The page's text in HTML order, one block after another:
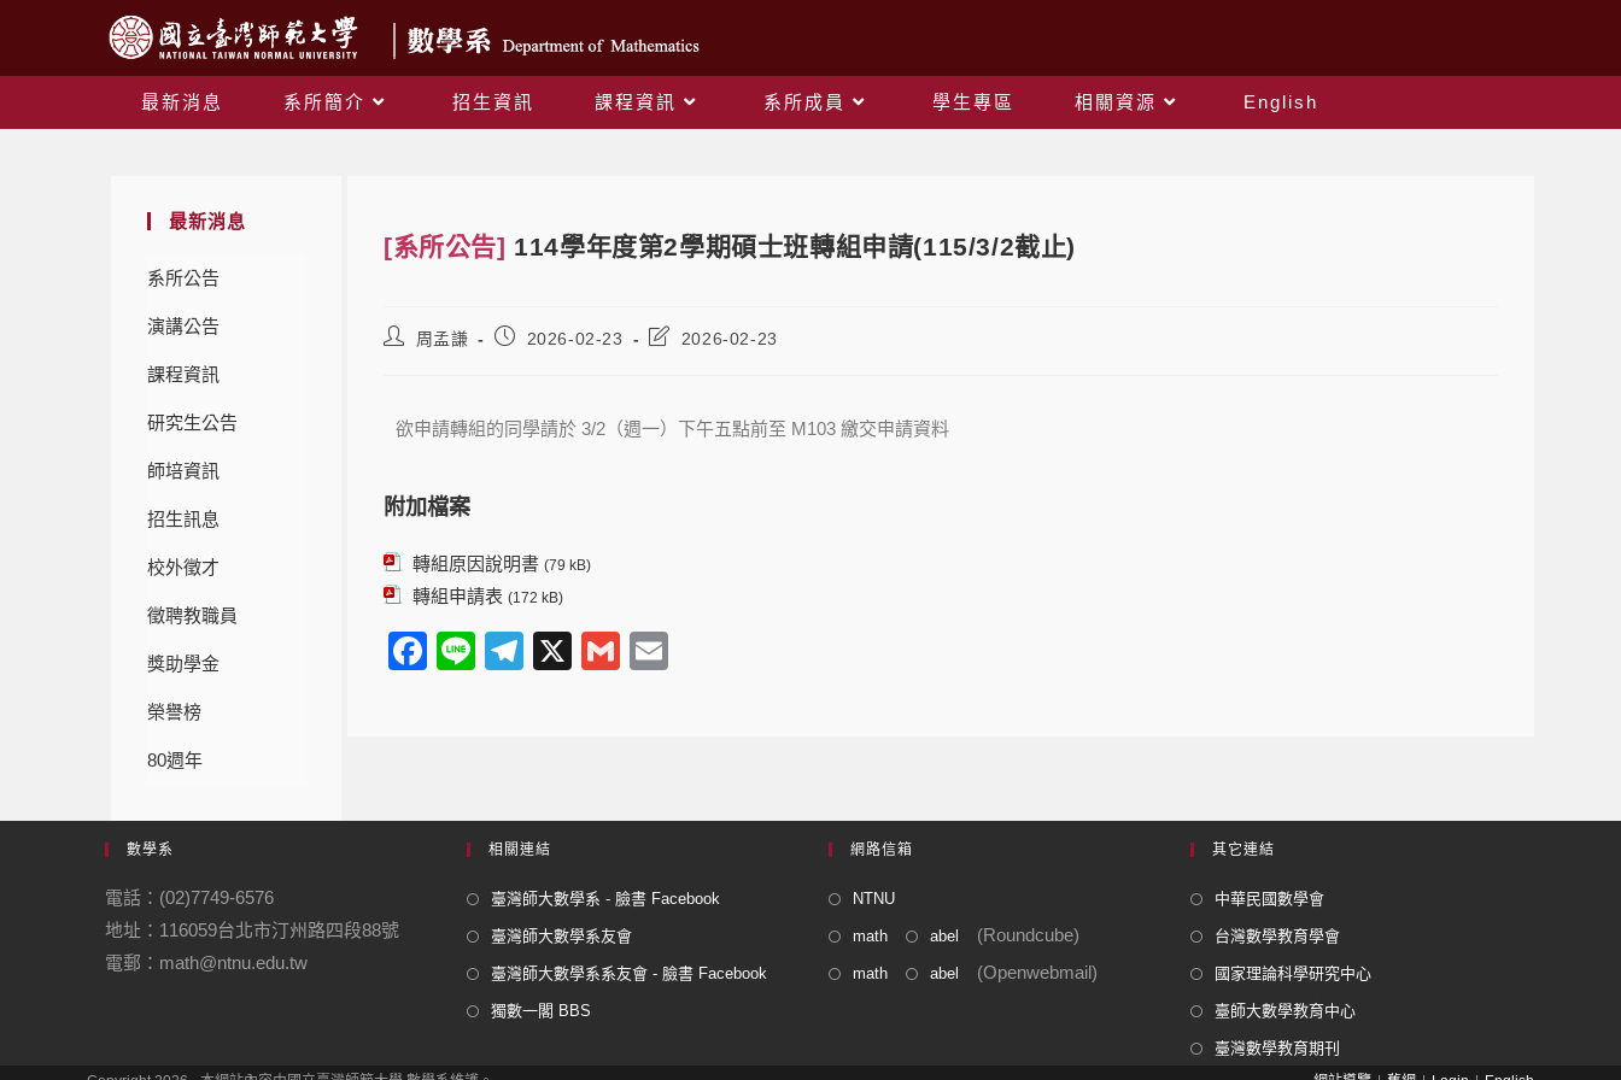
最新消息 系所簡介 招生資訊 課程資訊 系所成員 學生專區 相關資源
English
最新消息
系所公告
演講公告
課程資訊
研究生公告
師培資訊
招生訊息
校外徵才
徵聘教職員
獎助學金
榮譽榜
80週年
[系所公告] 114學年度第2學期碩士班轉組申請(115/3/2截止)
周孟謙 2026-02-23 2026-02-23
欲申請轉組的同學請於 3/2（週一）下午五點前至 M103 繳交申請資料
附加檔案
轉組原因說明書 (79 kB)
轉組申請表 (172 kB)
F
Li
T
m
X
G
數學系
電話：(02)7749-6576
地址：116059台北市汀州路四段88號
電郵：math@ntnu.edu.tw
相關連結
臺灣師大數學系 - 臉書 Facebook
臺灣師大數學系友會
臺灣師大數學系系友會 - 臉書 Facebook
獨數一閣 BBS
網路信箱
NTNU
math abel (Roundcube)
math abel (Openwebmail)
其它連結
中華民國數學會
台灣數學教育學會
國家理論科學研究中心
臺師大數學教育中心
臺灣數學教育期刊